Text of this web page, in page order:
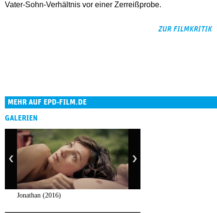
Vater-Sohn-Verhältnis vor einer Zerreißprobe.
ZUR FILMKRITIK
MEHR AUF EPD-FILM.DE
GALERIEN
Jonathan (2016)